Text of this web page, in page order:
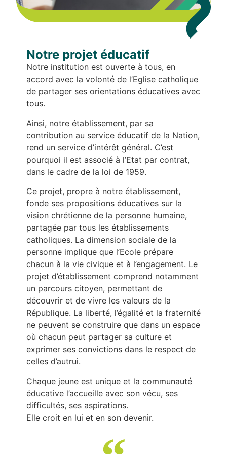
Notre projet éducatif
Notre institution est ouverte à tous, en
accord avec la volonté de l’Eglise catholique
de partager ses orientations éducatives avec
tous.
Ainsi, notre établissement, par sa
contribution au service éducatif de la Nation,
rend un service d’intérêt général. C’est
pourquoi il est associé à l’Etat par contrat,
dans le cadre de la loi de 1959.
Ce projet, propre à notre établissement,
fonde ses propositions éducatives sur la
vision chrétienne de la personne humaine,
partagée par tous les établissements
catholiques. La dimension sociale de la
personne implique que l’Ecole prépare
chacun à la vie civique et à l’engagement. Le
projet d’établissement comprend notamment
un parcours citoyen, permettant de
découvrir et de vivre les valeurs de la
République. La liberté, l’égalité et la fraternité
ne peuvent se construire que dans un espace
où chacun peut partager sa culture et
exprimer ses convictions dans le respect de
celles d’autrui.
Chaque jeune est unique et la communauté
éducative l’accueille avec son vécu, ses
difficultés, ses aspirations.
Elle croit en lui et en son devenir.